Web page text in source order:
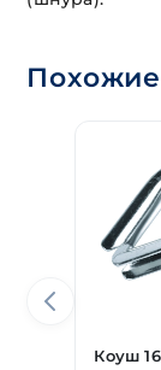
Коуш